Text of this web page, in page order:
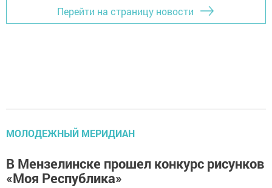
Перейти на страницу новости
МОЛОДЕЖНЫЙ МЕРИДИАН
В Мензелинске прошел конкурс рисунков
«Моя Республика»